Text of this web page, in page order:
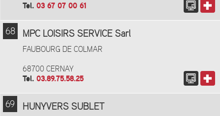
Tel. 03 67 07 00 61
68 MPC LOISIRS SERVICE Sarl
FAUBOURG DE COLMAR
68700 CERNAY
Tel. 03.89.75.58.25
69 HUNYVERS SUBLET